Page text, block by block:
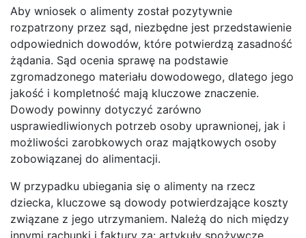
Aby wniosek o alimenty został pozytywnie
rozpatrzony przez sąd, niezbędne jest przedstawienie
odpowiednich dowodów, które potwierdzą zasadność
żądania. Sąd ocenia sprawę na podstawie
zgromadzonego materiału dowodowego, dlatego jego
jakość i kompletność mają kluczowe znaczenie.
Dowody powinny dotyczyć zarówno
usprawiedliwionych potrzeb osoby uprawnionej, jak i
możliwości zarobkowych oraz majątkowych osoby
zobowiązanej do alimentacji.
W przypadku ubiegania się o alimenty na rzecz
dziecka, kluczowe są dowody potwierdzające koszty
związane z jego utrzymaniem. Należą do nich między
innymi rachunki i faktury za: artykuły spożywcze,